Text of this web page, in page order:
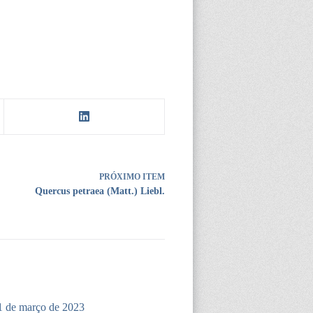
PRÓXIMO ITEM
Quercus petraea (Matt.) Liebl.
de março de 2023